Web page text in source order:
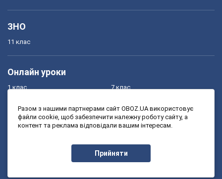
ЗНО
11 клас
Онлайн уроки
1 клас
3 клас
7 клас
9 клас
Разом з нашими партнерами сайт OBOZ.UA використовує
файли cookie, щоб забезпечити належну роботу сайту, а
контент та реклама відповідали вашим інтересам.
Прийняти